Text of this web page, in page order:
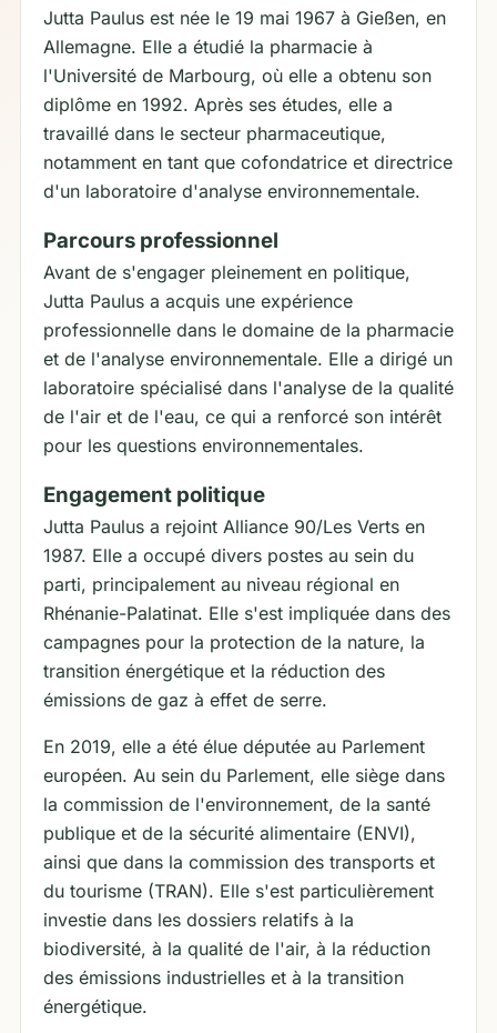
Jutta Paulus est née le 19 mai 1967 à Gießen, en
Allemagne. Elle a étudié la pharmacie à
l'Université de Marbourg, où elle a obtenu son
diplôme en 1992. Après ses études, elle a
travaillé dans le secteur pharmaceutique,
notamment en tant que cofondatrice et directrice
d'un laboratoire d'analyse environnementale.
Parcours professionnel
Avant de s'engager pleinement en politique,
Jutta Paulus a acquis une expérience
professionnelle dans le domaine de la pharmacie
et de l'analyse environnementale. Elle a dirigé un
laboratoire spécialisé dans l'analyse de la qualité
de l'air et de l'eau, ce qui a renforcé son intérêt
pour les questions environnementales.
Engagement politique
Jutta Paulus a rejoint Alliance 90/Les Verts en
1987. Elle a occupé divers postes au sein du
parti, principalement au niveau régional en
Rhénanie-Palatinat. Elle s'est impliquée dans des
campagnes pour la protection de la nature, la
transition énergétique et la réduction des
émissions de gaz à effet de serre.
En 2019, elle a été élue députée au Parlement
européen. Au sein du Parlement, elle siège dans
la commission de l'environnement, de la santé
publique et de la sécurité alimentaire (ENVI),
ainsi que dans la commission des transports et
du tourisme (TRAN). Elle s'est particulièrement
investie dans les dossiers relatifs à la
biodiversité, à la qualité de l'air, à la réduction
des émissions industrielles et à la transition
énergétique.